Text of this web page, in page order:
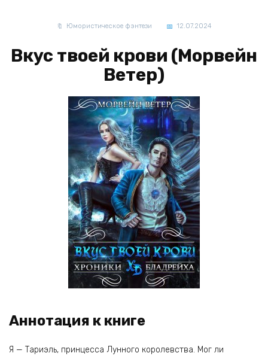
Юмористическое фэнтези 12.07.2024
Вкус твоей крови (Морвейн
Ветер)
Аннотация к книге
Я — Тариэль, принцесса Лунного королевства. Мог ли